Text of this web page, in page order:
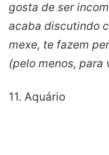
gosta de ser
acaba discutindo
mexe, te fazem
(pelo menos, para
11. Aquário